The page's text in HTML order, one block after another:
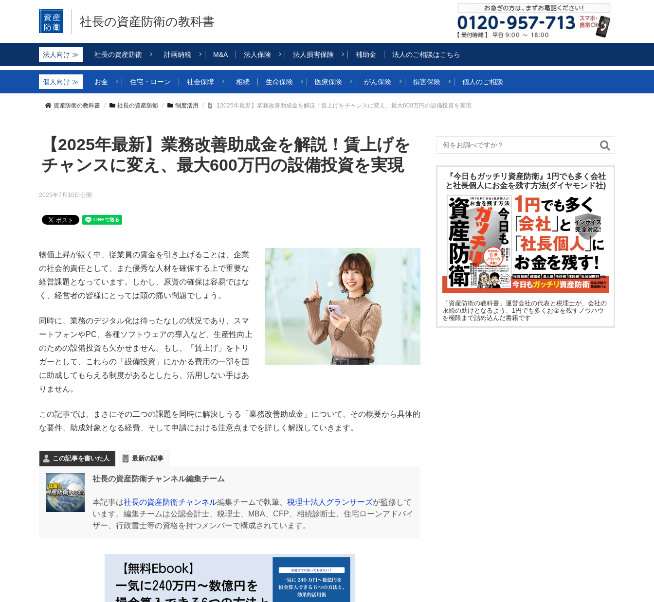
社長の資産防衛の教科書
社長の資産防衛 計画納税 M&A 法人保険 法人損害保険 補助金 法人のご相談はこちら
お金 住宅・ローン 社会保障 相続 生命保険 医療保険 がん保険 損害保険 個人のご相談
資産防衛の教科書 社長の資産防衛 制度活用 【2025年最新】業務改善助成金を解説！賃上げをチャンスに変え、最大600万円の設備投資を実現
【2025年最新】業務改善助成金を解説！賃上げを
チャンスに変え、最大600万円の設備投資を実現
2025年7月10日公開
物価上昇が続く中、従業員の賃金を引き上げることは、企業
の社会的責任として、また優秀な人材を確保する上で重要な
経営課題となっています。しかし、原資の確保は容易ではな
く、経営者の皆様にとっては頭の痛い問題でしょう。
同時に、業務のデジタル化は待ったなしの状況であり、スマ
ートフォンやPC、各種ソフトウェアの導入など、生産性向上
のための設備投資も欠かせません。もし、「賃上げ」をトリ
ガーとして、これらの「設備投資」にかかる費用の一部を国
に助成してもらえる制度があるとしたら、活用しない手はあ
りません。
この記事では、まさにその二つの課題を同時に解決しうる「業務改善助成金」について、その概要から具体的
な要件、助成対象となる経費、そして申請における注意点までを詳しく解説していきます。
この記事を書いた人 最新の記事
社長の資産防衛チャンネル編集チーム
本記事は社長の資産防衛チャンネル編集チームで執筆、 税理士法人グランサーズが監修して
います。編集チームは公認会計士、税理士、MBA、CFP、相続診断士、住宅ローンアドバイ
ザー、行政書士等の資格を持つメンバーで構成されています。
『今日もガッチリ資産防衛』1円でも多く会社
と社長個人にお金を残す方法(ダイヤモンド社)
「資産防衛の教科書」運営会社の代表と税理士が、会社の
永続の助けとなるよう、1円でも多くお金を残すノウハウ
を極限まで詰め込んだ書籍です